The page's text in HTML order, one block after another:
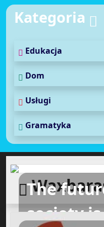
Kategoria
Edukacja
Dom
Usługi
Gramatyka
The
society